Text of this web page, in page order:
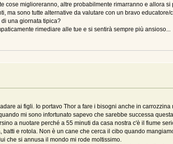
cose miglioreranno, altre probabilmente rimarranno e allora
ma sono tutte alternative da valutare con un bravo educatore/
una giornata tipica?
rimediare alle tue e si sentirà sempre più ansioso...
ai figli. Io portavo Thor a fare i bisogni anche in
mi sono infortunato sapevo che sarebbe successa
a nuotare perché a 55 minuti da casa nostra c'è il fiume
e rotola. Non è un cane che cerca il cibo quando
che si annusa il mondo mi rode moltissimo.